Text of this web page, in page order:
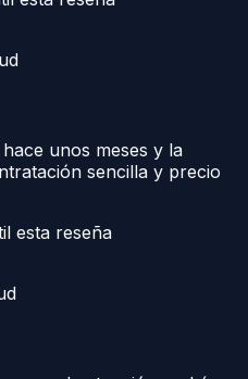
unos meses y la
sencilla y precio
esta reseña